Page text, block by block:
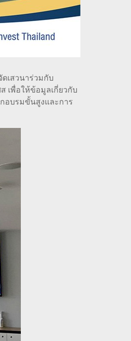
เสวนาร่วมกับ
เพื่อให้ข้อมูลเกี่ยวกับ
อบรมขั้นสูงและการ